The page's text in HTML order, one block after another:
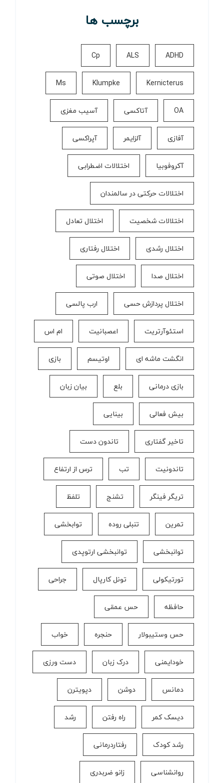
برچسب ها
ADHD
ALS
Cp
Kernicterus
Klumpke
Ms
OA آتاکسی آسیب مغزی
آفازی آلزایمر آپراکسی
آکروفوبیا اختلالات اضطرابی
اختلالات حرکتی در سالمندان
اختلالات شخصیت اختلال تعادل
اختلال رشدی اختلال رفتاری
اختلال صدا اختلال صوتی
اختلال پردازش حسی ارب پالسی
استئوآرتریت اعصبانیت ام اس
انگشت ماشه ای اوتیسم بازی
بازی درمانی بلع بیان زبان
بیش فعالی بینایی
تاخیر گفتاری تاندون دست
تاندونیت تب ترس از ارتفاع
تریگر فینگر تشنج تلفظ
تمرین تنبلی روده توابخشی
توانبخشی توانبخشی ارتوپدی
تورتیکولی تونل کارپال جراحی
حافظه حس عمقی
حس وستیبولار حنجره خواب
خودایمنی درک زبان دست ورزی
دمانس دوشن دپویترن
دیسک کمر راه رفتن رشد
رشد کودک رفتاردرمانی
روانشناسی زانو ضربدری